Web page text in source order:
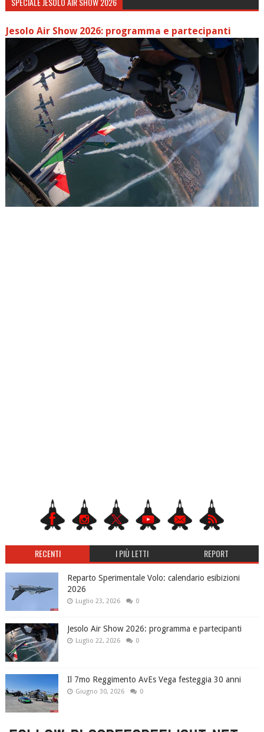
Jesolo Air Show 2026: programma e partecipanti
RECENTI I PIÙ LETTI REPORT
Reparto Sperimentale Volo: calendario esibizioni
2026
Luglio 23, 2026 0
Jesolo Air Show 2026: programma e partecipanti
Luglio 22, 2026 0
Il 7mo Reggimento AvEs Vega festeggia 30 anni
Giugno 30, 2026 0